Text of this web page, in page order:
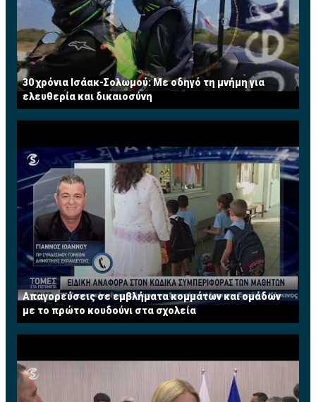
30 χρόνια Ισάακ-Σολωμού: Με οδηγό τη μνήμη για
ελευθερία και δικαιοσύνη
Απαγορεύσεις σε εμβλήματα κομμάτων και ομάδων
με το πρώτο κουδούνι στα σχολεία